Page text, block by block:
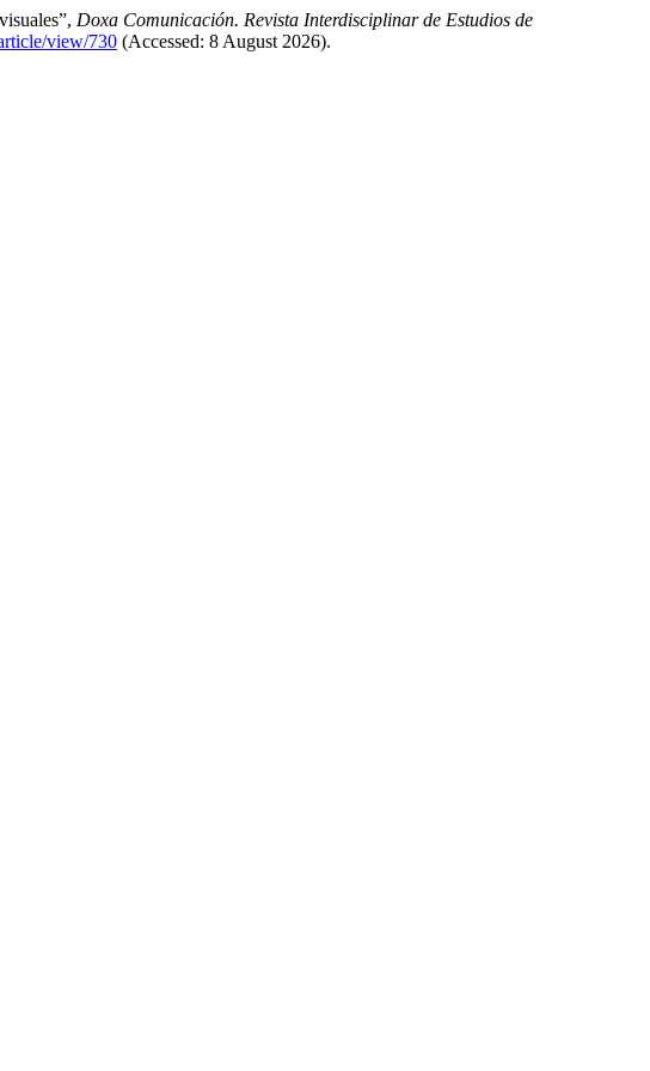
Doxa Comunicación. Revista Interdisciplinar de Estudios de
view/730 (Accessed: 8 August 2026).